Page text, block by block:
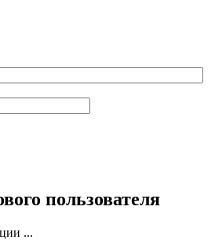
пользователя
...